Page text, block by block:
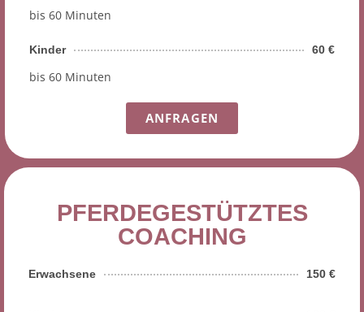
bis 60 Minuten
Kinder 60 €
bis 60 Minuten
ANFRAGEN
PFERDEGESTÜTZTES
COACHING
Erwachsene 150 €